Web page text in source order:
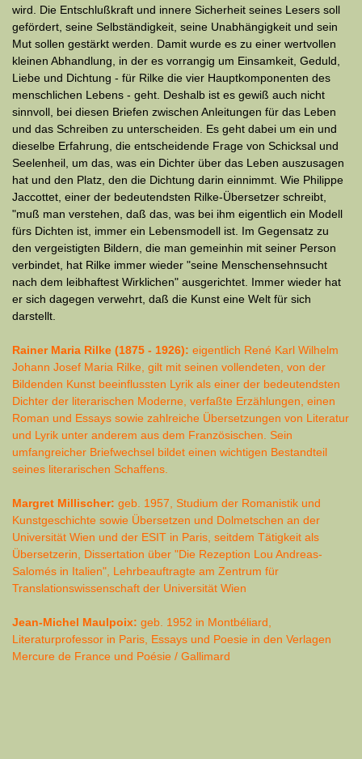
wird. Die Entschlußkraft und innere Sicherheit seines Lesers soll
gefördert, seine Selbständigkeit, seine Unabhängigkeit und sein
Mut sollen gestärkt werden. Damit wurde es zu einer wertvollen
kleinen Abhandlung, in der es vorrangig um Einsamkeit, Geduld,
Liebe und Dichtung - für Rilke die vier Hauptkomponenten des
menschlichen Lebens - geht. Deshalb ist es gewiß auch nicht
sinnvoll, bei diesen Briefen zwischen Anleitungen für das Leben
und das Schreiben zu unterscheiden. Es geht dabei um ein und
dieselbe Erfahrung, die entscheidende Frage von Schicksal und
Seelenheil, um das, was ein Dichter über das Leben auszusagen
hat und den Platz, den die Dichtung darin einnimmt. Wie Philippe
Jaccottet, einer der bedeutendsten Rilke-Übersetzer schreibt,
"muß man verstehen, daß das, was bei ihm eigentlich ein Modell
fürs Dichten ist, immer ein Lebensmodell ist. Im Gegensatz zu
den vergeistigten Bildern, die man gemeinhin mit seiner Person
verbindet, hat Rilke immer wieder "seine Menschensehnsucht
nach dem leibhaftest Wirklichen" ausgerichtet. Immer wieder hat
er sich dagegen verwehrt, daß die Kunst eine Welt für sich
darstellt.
Rainer Maria Rilke (1875 - 1926): eigentlich René Karl Wilhelm
Johann Josef Maria Rilke, gilt mit seinen vollendeten, von der
Bildenden Kunst beeinflussten Lyrik als einer der bedeutendsten
Dichter der literarischen Moderne, verfaßte Erzählungen, einen
Roman und Essays sowie zahlreiche Übersetzungen von Literatur
und Lyrik unter anderem aus dem Französischen. Sein
umfangreicher Briefwechsel bildet einen wichtigen Bestandteil
seines literarischen Schaffens.
Margret Millischer: geb. 1957, Studium der Romanistik und
Kunstgeschichte sowie Übersetzen und Dolmetschen an der
Universität Wien und der ESIT in Paris, seitdem Tätigkeit als
Übersetzerin, Dissertation über "Die Rezeption Lou Andreas-
Salomés in Italien", Lehrbeauftragte am Zentrum für
Translationswissenschaft der Universität Wien
Jean-Michel Maulpoix: geb. 1952 in Montbéliard,
Literaturprofessor in Paris, Essays und Poesie in den Verlagen
Mercure de France und Poésie / Gallimard